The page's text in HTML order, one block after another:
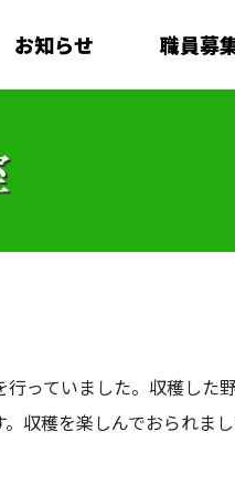
お知らせ 職員募
っていました。収穫した
収穫を楽しんでおられま